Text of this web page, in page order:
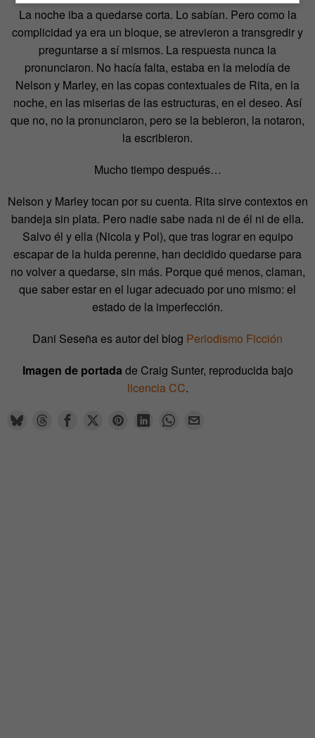
La noche iba a quedarse corta. Lo sabían. Pero como la
complicidad ya era un bloque, se atrevieron a transgredir y
preguntarse a sí mismos. La respuesta nunca la
pronunciaron. No hacía falta, estaba en la melodía de
Nelson y Marley, en las copas contextuales de Rita, en la
noche, en las miserias de las estructuras, en el deseo. Así
que no, no la pronunciaron, pero se la bebieron, la notaron,
la escribieron.
Mucho tiempo después…
Nelson y Marley tocan por su cuenta. Rita sirve contextos en
bandeja sin plata. Pero nadie sabe nada ni de él ni de ella.
Salvo él y ella (Nicola y Pol), que tras lograr en equipo
escapar de la huida perenne, han decidido quedarse para
no volver a quedarse, sin más. Porque qué menos, claman,
que saber estar en el lugar adecuado por uno mismo: el
estado de la imperfección.
Dani Seseña es autor del blog Periodismo Ficción
Imagen de portada de Craig Sunter, reproducida bajo
licencia CC.